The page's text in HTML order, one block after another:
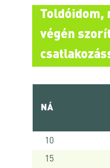
Toldóidom,
végén
NÁ
10
15